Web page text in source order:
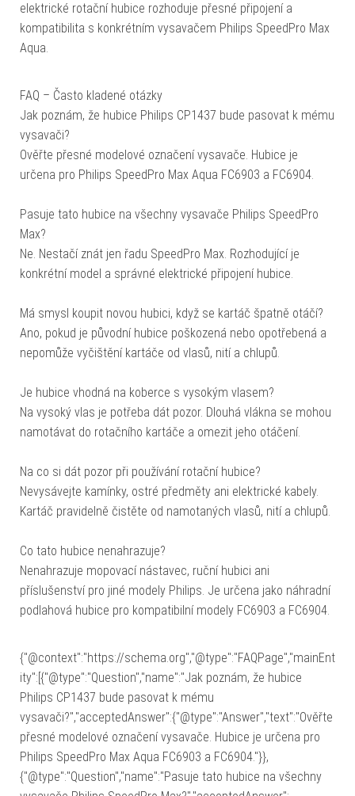
elektrické rotační hubice rozhoduje přesné připojení a
kompatibilita s konkrétním vysavačem Philips SpeedPro Max
Aqua.
FAQ – Často kladené otázky
Jak poznám, že hubice Philips CP1437 bude pasovat k mému
vysavači?
Ověřte přesné modelové označení vysavače. Hubice je
určena pro Philips SpeedPro Max Aqua FC6903 a FC6904.
Pasuje tato hubice na všechny vysavače Philips SpeedPro
Max?
Ne. Nestačí znát jen řadu SpeedPro Max. Rozhodující je
konkrétní model a správné elektrické připojení hubice.
Má smysl koupit novou hubici, když se kartáč špatně otáčí?
Ano, pokud je původní hubice poškozená nebo opotřebená a
nepomůže vyčištění kartáče od vlasů, nití a chlupů.
Je hubice vhodná na koberce s vysokým vlasem?
Na vysoký vlas je potřeba dát pozor. Dlouhá vlákna se mohou
namotávat do rotačního kartáče a omezit jeho otáčení.
Na co si dát pozor při používání rotační hubice?
Nevysávejte kamínky, ostré předměty ani elektrické kabely.
Kartáč pravidelně čistěte od namotaných vlasů, nití a chlupů.
Co tato hubice nenahrazuje?
Nenahrazuje mopovací nástavec, ruční hubici ani
příslušenství pro jiné modely Philips. Je určena jako náhradní
podlahová hubice pro kompatibilní modely FC6903 a FC6904.
{"@context":"https://schema.org","@type":"FAQPage","mainEnt
ity":[{"@type":"Question","name":"Jak poznám, že hubice
Philips CP1437 bude pasovat k mému
vysavači?","acceptedAnswer":{"@type":"Answer","text":"Ověřte
přesné modelové označení vysavače. Hubice je určena pro
Philips SpeedPro Max Aqua FC6903 a FC6904."}},
{"@type":"Question","name":"Pasuje tato hubice na všechny